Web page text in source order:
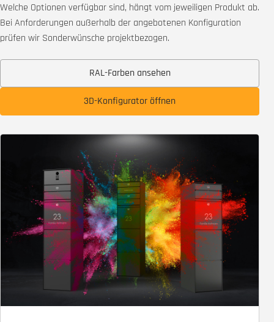
Welche Optionen verfügbar sind, hängt vom jeweiligen Produkt ab.
Bei Anforderungen außerhalb der angebotenen Konfiguration
prüfen wir Sonderwünsche projektbezogen.
RAL-Farben ansehen
3D-Konfigurator öffnen